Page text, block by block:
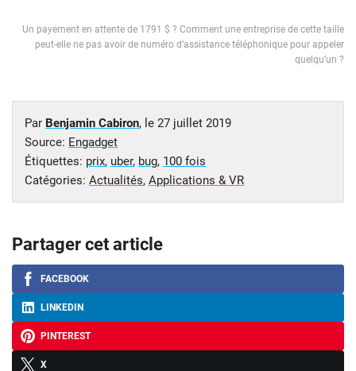
Un payement en attente de 1791 $ ? Comment une entreprise de cette taille
peut-elle ne pas avoir de numéro d’assistance téléphonique pour appeler
quelqu’un ?
Par Benjamin Cabiron, le 27 juillet 2019
Source: Engadget
Étiquettes: prix, uber, bug, 100 fois
Catégories: Actualités, Applications & VR
Partager cet article
FACEBOOK
LINKEDIN
PINTEREST
X